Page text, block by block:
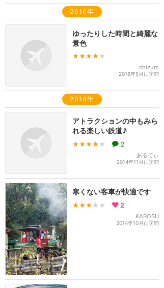
2016年
ゆったりした時間と綺麗な
景色
★★★★ ★
chizum
2016年5月に訪問
2014年
アトラクションの中もみら
れる楽しい鉄道♪
★★★★ ★ 2
あるてぃ
2014年11月に訪問
寒くない客車が快適です
★★★ ★★ 2
KABOSU
2014年10月に訪問